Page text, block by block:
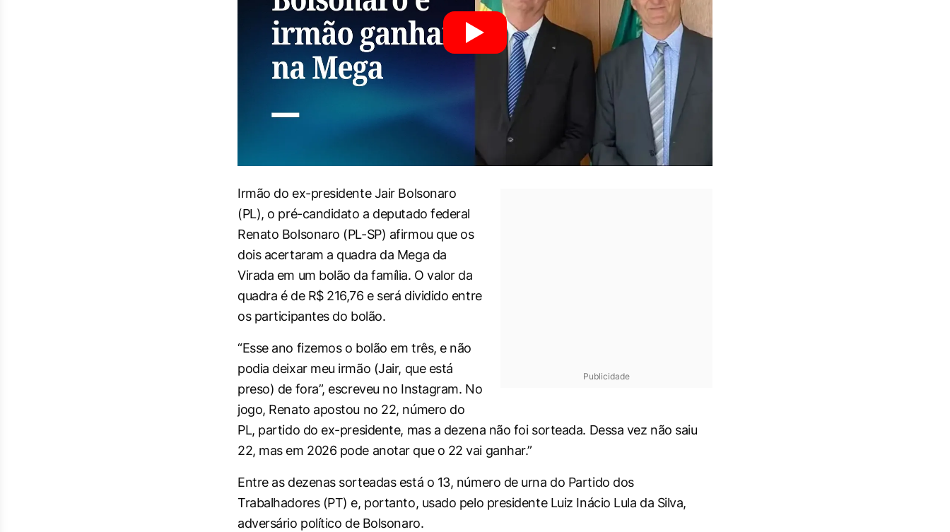
Publicidade
Irmão do ex-presidente Jair Bolsonaro
(PL), o pré-candidato a deputado federal
Renato Bolsonaro (PL-SP) afirmou que os
dois acertaram a quadra da Mega da
Virada em um bolão da família. O valor da
quadra é de R$ 216,76 e será dividido entre
os participantes do bolão.
“Esse ano fizemos o bolão em três, e não
podia deixar meu irmão (Jair, que está
preso) de fora”, escreveu no Instagram. No
jogo, Renato apostou no 22, número do
PL, partido do ex-presidente, mas a dezena não foi sorteada. Dessa vez não saiu
22, mas em 2026 pode anotar que o 22 vai ganhar.”
Entre as dezenas sorteadas está o 13, número de urna do Partido dos
Trabalhadores (PT) e, portanto, usado pelo presidente Luiz Inácio Lula da Silva,
adversário político de Bolsonaro.